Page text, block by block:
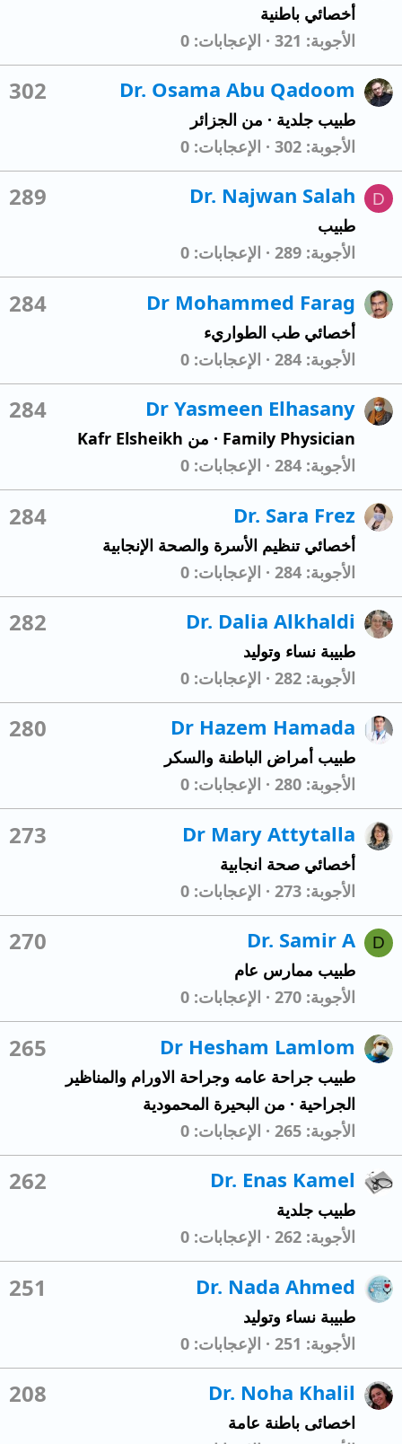
أخصائي باطنية
الأجوبة 321 الإعجابات 0
302 Dr. Osama Abu Qadoom
طبيب جلدية · من الجزائر
الأجوبة 302 الإعجابات 0
D
289 Dr. Najwan Salah
طبيب
الأجوبة 289 الإعجابات 0
284 Dr Mohammed Farag
أخصائي طب الطواريء
الأجوبة 284 الإعجابات 0
284 Dr Yasmeen Elhasany
Family Physician
· من Kafr Elsheikh
الأجوبة 284 الإعجابات 0
284 Dr. Sara Frez
أخصائي تنظيم الأسرة والصحة الإنجابية
الأجوبة 284 الإعجابات 0
282 Dr. Dalia Alkhaldi
طبيبة نساء وتوليد
الأجوبة 282 الإعجابات 0
280 Dr Hazem Hamada
طبيب أمراض الباطنة والسكر
الأجوبة 280 الإعجابات 0
273 Dr Mary Attytalla
أخصائي صحة انجابية
الأجوبة 273 الإعجابات 0
D
270 Dr. Samir A
طبيب ممارس عام
الأجوبة 270 الإعجابات 0
265 Dr Hesham Lamlom
طبيب جراحة عامه وجراحة الاورام والمناظير
الجراحية · من البحيرة المحمودية
الأجوبة 265 الإعجابات 0
262 Dr. Enas Kamel
طبيب جلدية
الأجوبة 262 الإعجابات 0
251 Dr. Nada Ahmed
طبيبة نساء وتوليد
الأجوبة 251 الإعجابات 0
208 Dr. Noha Khalil
اخصائى باطنة عامة